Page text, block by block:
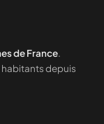
de France.
habitants depuis